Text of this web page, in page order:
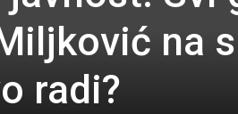
na
radi?